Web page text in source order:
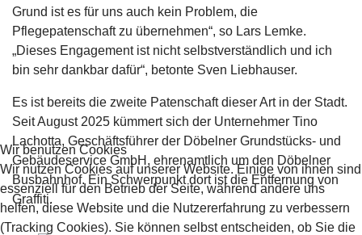
Grund ist es für uns auch kein Problem, die
Pflegepatenschaft zu übernehmen“, so Lars Lemke.
„Dieses Engagement ist nicht selbstverständlich und ich
bin sehr dankbar dafür“, betonte Sven Liebhauser.
Es ist bereits die zweite Patenschaft dieser Art in der Stadt.
Seit August 2025 kümmert sich der Unternehmer Tino
Lachotta, Geschäftsführer der Döbelner Grundstücks- und
Gebäudeservice GmbH, ehrenamtlich um den Döbelner
Busbahnhof. Ein Schwerpunkt dort ist die Entfernung von
Graffiti.
Wir benutzen Cookies
Wir nutzen Cookies auf unserer Website. Einige von ihnen sind
essenziell für den Betrieb der Seite, während andere uns
helfen, diese Website und die Nutzererfahrung zu verbessern
(Tracking Cookies). Sie können selbst entscheiden, ob Sie die